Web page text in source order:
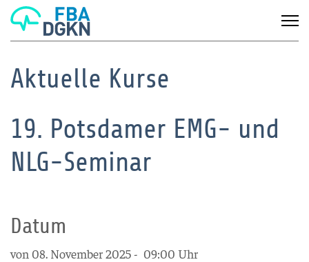
Aktuelle Kurse
19. Potsdamer EMG- und
NLG-Seminar
Datum
von 08. November 2025 - 09:00 Uhr